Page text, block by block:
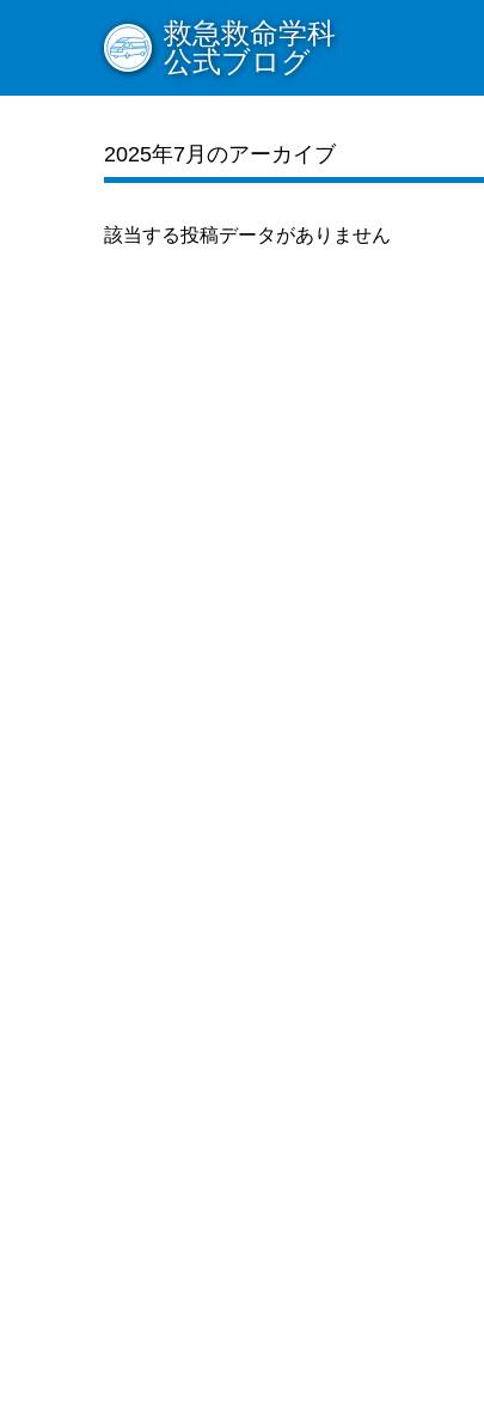
救急救命学科
公式ブログ
2025年7月のアーカイブ
該当する投稿データがありません